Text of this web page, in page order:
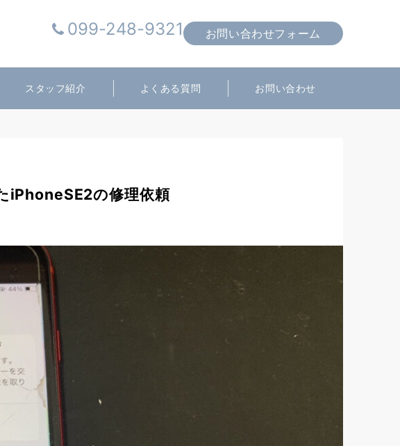
099-248-9321 お問い合わせフォーム
スタッフ紹介 よくある質問 お問い合わせ
iPhoneSE2の修理依頼